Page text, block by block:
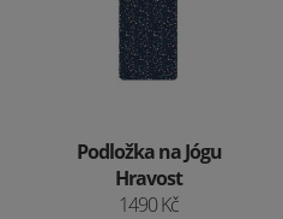
Podložka na Jógu
Hravost
1490 Kč